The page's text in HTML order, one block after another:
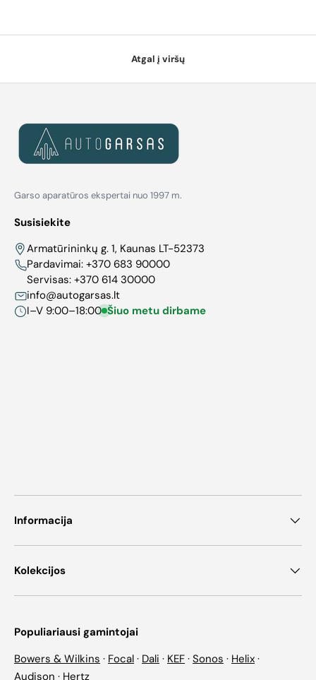
Atgal į viršų
Garso aparatūros ekspertai nuo 1997 m.
Susisiekite
Armatūrininkų g. 1, Kaunas LT-52373
Pardavimai: +370 683 90000
Servisas: +370 614 30000
info@autogarsas.lt
I–V 9:00–18:00 Šiuo metu dirbame
Informacija
Kolekcijos
Populiariausi gamintojai
Bowers & Wilkins · Focal · Dali · KEF · Sonos · Helix ·
Audison · Hertz